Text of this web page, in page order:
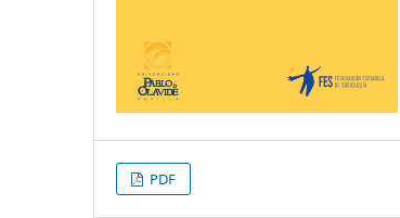
PDF